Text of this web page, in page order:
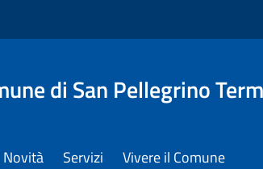
di San Pellegrino
Novità Servizi Vivere il Comune